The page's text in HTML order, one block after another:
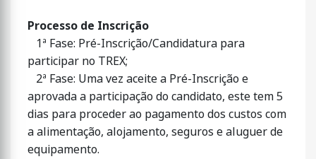
Processo de Inscrição
1ª Fase: Pré-Inscrição/Candidatura para
participar no TREX;
2ª Fase: Uma vez aceite a Pré-Inscrição e
aprovada a participação do candidato, este tem 5
dias para proceder ao pagamento dos custos com
a alimentação, alojamento, seguros e aluguer de
equipamento.